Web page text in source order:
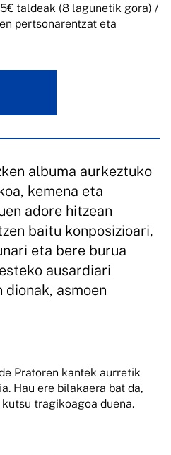
taldeak (8 lagunetik gora) /
pertsonarentzat eta
albuma aurkeztuko
kemena eta
adore hitzean
baitu konposizioari,
eta bere burua
ausardiari
asmoen
Pratoren kantek aurretik
Hau ere bilakaera bat da,
tragikoagoa duena.